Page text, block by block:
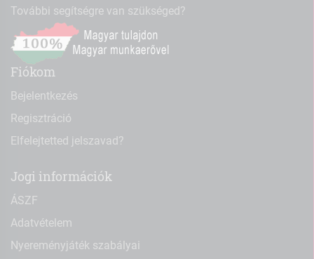
További segítségre van szükséged?
Fiókom
Bejelentkezés
Regisztráció
Elfelejtetted jelszavad?
Jogi információk
ÁSZF
Adatvételem
Nyereményjáték szabályai